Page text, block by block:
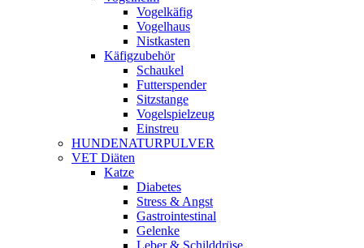
Vogelkäfig
Vogelhaus
Nistkasten
Käfigzubehör
Schaukel
Futterspender
Sitzstange
Vogelspielzeug
Einstreu
HUNDENATURPULVER
VET Diäten
Katze
Diabetes
Stress & Angst
Gastrointestinal
Gelenke
Leber & Schilddrüse